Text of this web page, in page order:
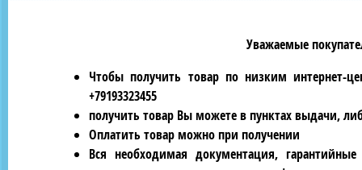
Уважаемые
Чтобы получить товар по низким интернет-
+79193323455
получить товар Вы можете в пунктах выдачи,
Оплатить товар можно при получении
Вся необходимая документация,